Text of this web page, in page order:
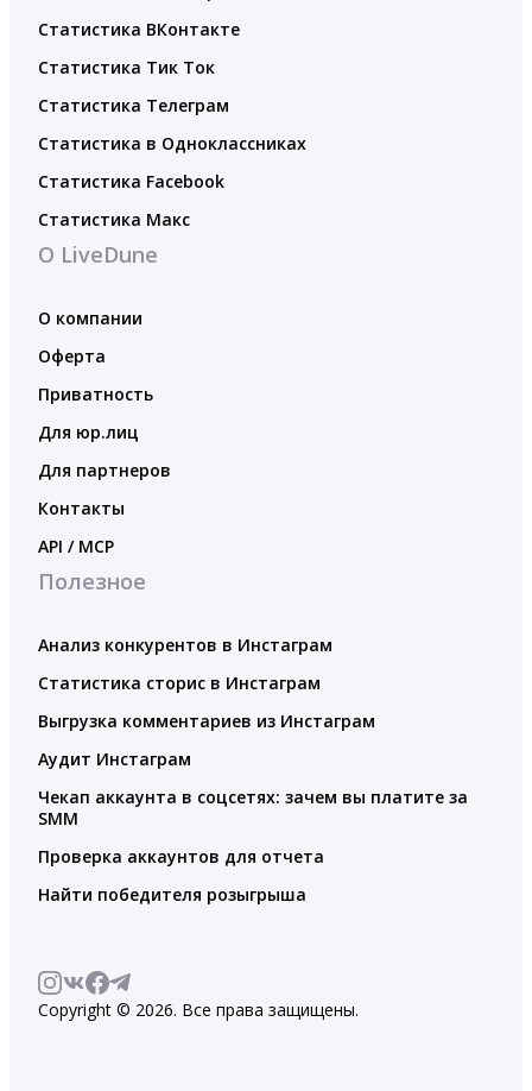
Статистика ВКонтакте
Статистика Тик Ток
Статистика Телеграм
Статистика в Одноклассниках
Статистика Facebook
Статистика Макс
О LiveDune
О компании
Оферта
Приватность
Для юр.лиц
Для партнеров
Контакты
API / MCP
Полезное
Анализ конкурентов в Инстаграм
Статистика сторис в Инстаграм
Выгрузка комментариев из Инстаграм
Аудит Инстаграм
Чекап аккаунта в соцсетях: зачем вы платите за
SMM
Проверка аккаунтов для отчета
Найти победителя розыгрыша
Copyright © 2026. Все права защищены.